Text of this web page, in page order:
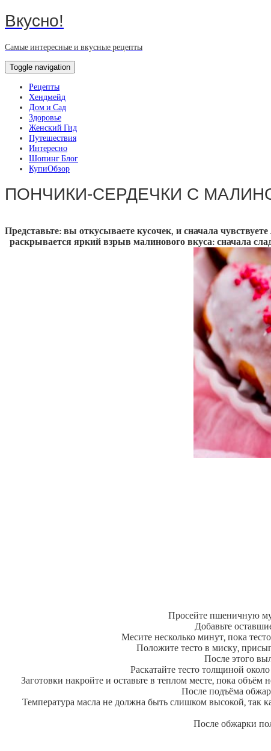
Вкусно!
Самые интересные и вкусные рецепты
Toggle navigation
Рецепты
Хендмейд
Дом и Сад
Здоровье
Женский Гид
Путешествия
Интересно
Шопинг Блог
КупиОбзор
ПОНЧИКИ-СЕРДЕЧКИ С
Представьте: вы откусываете кусочек, и сначала
раскрывается яркий взрыв малинового вкуса: сначала
Просейте пшеничную
Добавьте
Месите несколько минут, пока
Положите тесто в миску,
После этого
Раскатайте тесто толщиной
Заготовки накройте и оставьте в теплом месте, пока
После подъёма
Температура масла не должна быть слишком высокой, так
После обжарки